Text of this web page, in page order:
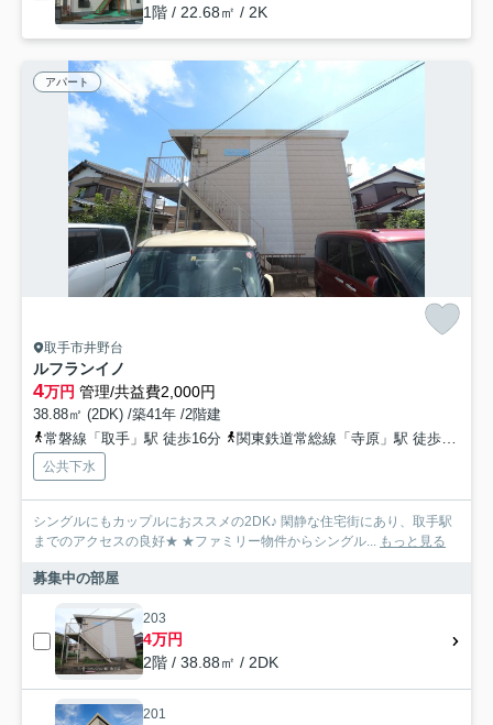
1階 / 22.68㎡ / 2K
アパート
取手市井野台
ルフランイノ
4万円 管理/共益費2,000円
38.88㎡ (2DK) /築41年 /2階建
常磐線「取手」駅 徒歩16分
関東鉄道常総線「寺原」駅 徒歩25分
公共下水
シングルにもカップルにおススメの2DK♪ 閑静な住宅街にあり、取手駅
までのアクセスの良好★ ★ファミリー物件からシングル... もっと見る
募集中の部屋
203
4万円
2階 / 38.88㎡ / 2DK
201